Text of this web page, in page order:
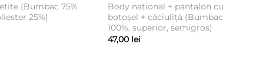
(Bumbac 75%
25%)
Body național + pantalon cu
botoșel + căciuliță (Bumbac
100%, superior, semigros)
47,00 lei